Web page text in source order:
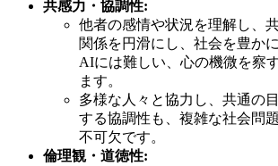
共感力・協調性:
他者の感情や状況を理解し、
関係を円滑にし、社会を豊か
AIには難しい、心の機微を察
ます。
多様な人々と協力し、共通の
する協調性も、複雑な社会問
不可欠です。
倫理観・道徳性: